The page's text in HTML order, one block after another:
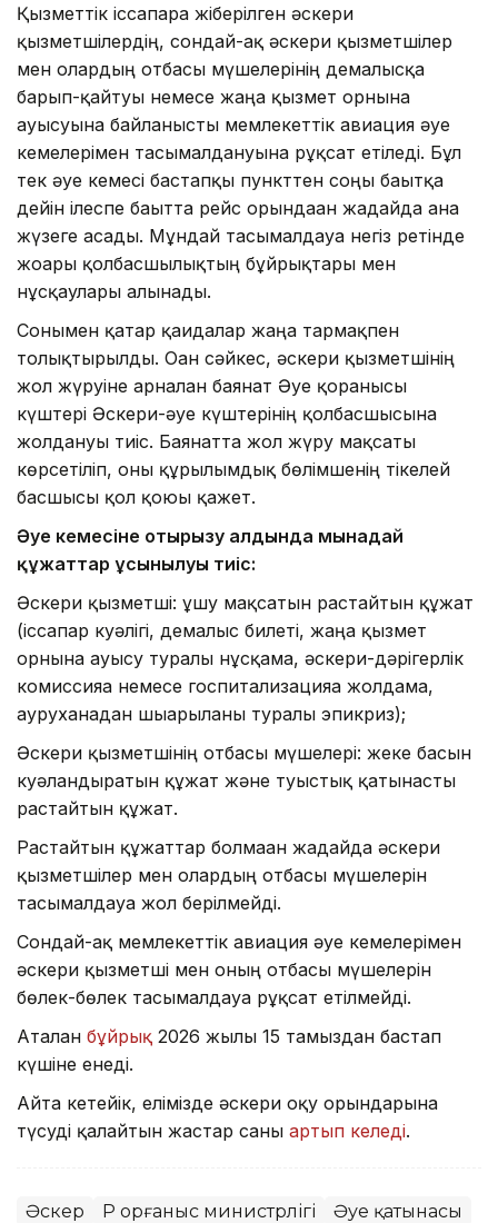
Қызметтік іссапарға жіберілген әскери
қызметшілердің, сондай-ақ әскери қызметшілер
мен олардың отбасы мүшелерінің демалысқа
барып-қайтуы немесе жаңа қызмет орнына
ауысуына байланысты мемлекеттік авиация әуе
кемелерімен тасымалдануына рұқсат етіледі. Бұл
тек әуе кемесі бастапқы пункттен соңғы бағытқа
дейін ілеспе бағытта рейс орындаған жағдайда ғана
жүзеге асады. Мұндай тасымалдауға негіз ретінде
жоғары қолбасшылықтың бұйрықтары мен
нұсқаулары алынады.
Сонымен қатар қағидалар жаңа тармақпен
толықтырылды. Оған сәйкес, әскери қызметшінің
жол жүруіне арналған баянат Әуе қорғанысы
күштері Әскери-әуе күштерінің қолбасшысына
жолдануы тиіс. Баянатта жол жүру мақсаты
көрсетіліп, оны құрылымдық бөлімшенің тікелей
басшысы қол қоюы қажет.
Әуе кемесіне отырғызу алдында мынадай
құжаттар ұсынылуы тиіс:
Әскери қызметші: ұшу мақсатын растайтын құжат
(іссапар куәлігі, демалыс билеті, жаңа қызмет
орнына ауысу туралы нұсқама, әскери-дәрігерлік
комиссияға немесе госпитализацияға жолдама,
ауруханадан шығарылғаны туралы эпикриз);
Әскери қызметшінің отбасы мүшелері: жеке басын
куәландыратын құжат және туыстық қатынасты
растайтын құжат.
Растайтын құжаттар болмаған жағдайда әскери
қызметшілер мен олардың отбасы мүшелерін
тасымалдауға жол берілмейді.
Сондай-ақ мемлекеттік авиация әуе кемелерімен
әскери қызметші мен оның отбасы мүшелерін
бөлек-бөлек тасымалдауға рұқсат етілмейді.
Аталған бұйрық 2026 жылғы 15 тамыздан бастап
күшіне енеді.
Айта кетейік, елімізде әскери оқу орындарына
түсуді қалайтын жастар саны артып келеді.
Әскер ҚР Қорғаныс министрлігі Әуе қатынасы